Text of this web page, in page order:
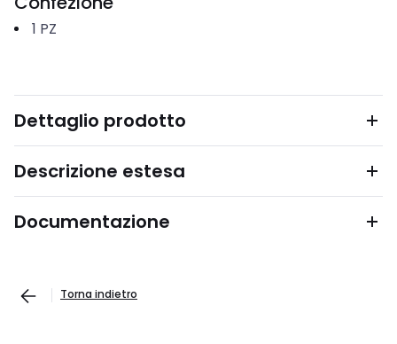
1 PZ
Dettaglio prodotto
Descrizione estesa
Documentazione
Torna indietro